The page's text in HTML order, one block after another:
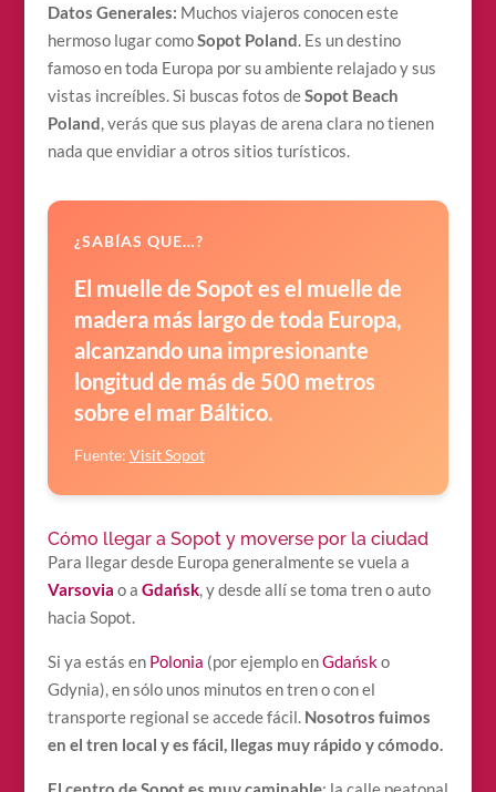
Datos Generales: Muchos viajeros conocen este
hermoso lugar comoSopot Poland . Es un destino
famoso en toda Europa por su ambiente relajado y sus
vistas increíbles. Si buscas fotos deSopot Beach
Poland , verás que sus playas de arena clara no tienen
nada que envidiar a otros sitios turísticos.
¿SABÍAS QUE…?
El muelle de Sopot es el muelle de
madera más largo de toda Europa,
alcanzando una impresionante
longitud de más de 500 metros
sobre el mar Báltico.
Fuente: Visit Sopot
Cómo llegar a Sopot y moverse por la ciudad
Para llegar desde Europa generalmente se vuela a
Varsovia o a Gdańsk, y desde allí se toma tren o auto
hacia Sopot.
Si ya estás en Polonia (por ejemplo enGdańsko
Gdynia), en sólo unos minutos en tren o con el
transporte regional se accede fácil. Nosotros fuimos
en el tren local y es fácil, llegas muy rápido y cómodo.